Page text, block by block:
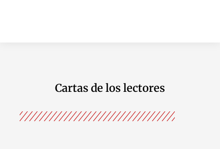
Cartas de los lectores